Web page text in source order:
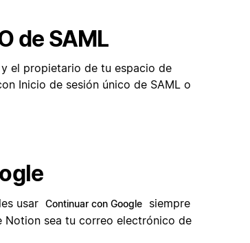
de SAML
el propietario de tu espacio de
Inicio de sesión único de SAML o
usar Continuar con Google
siempre
sea tu correo electrónico de